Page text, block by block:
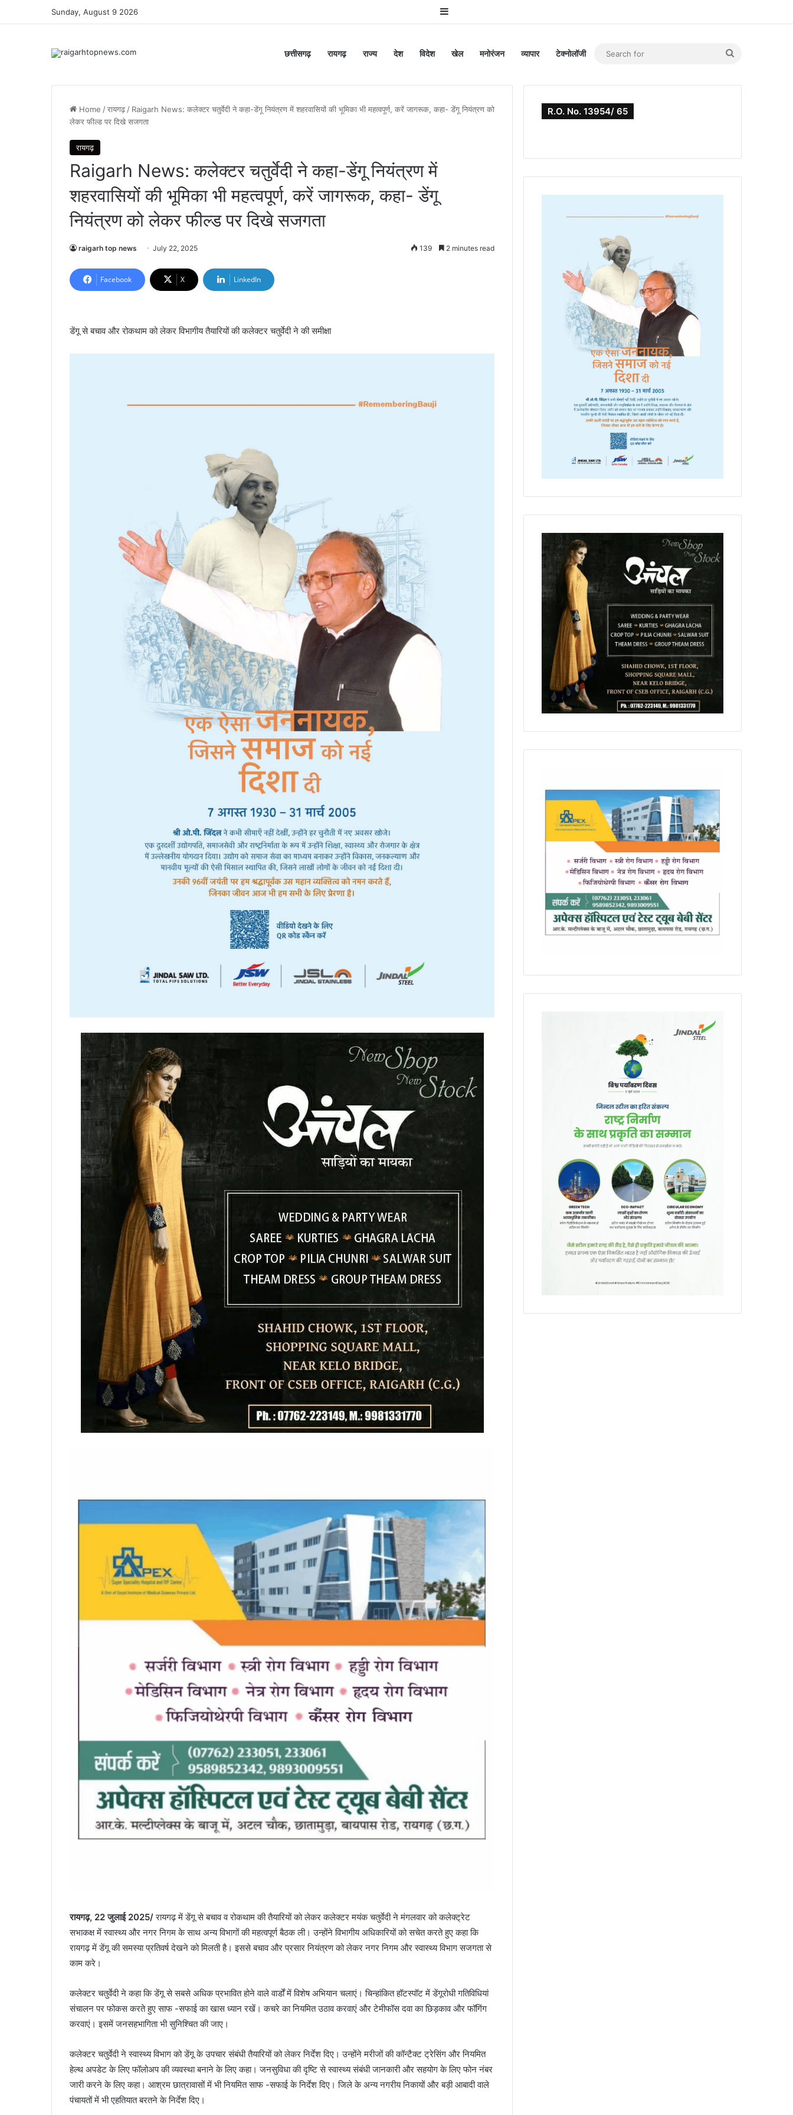
Sunday, August 9 2026 Sidebar
छत्तीसगढ़ रायगढ़ राज्य देश विदेश खेल मनोरंजन व्यापार टेक्नोलॉजी
Home /रायगढ़ / Raigarh News: कलेक्टर चतुर्वेदी ने कहा-डेंगू नियंत्रण में शहरवासियों की भूमिका भी महत्वपूर्ण, करें जागरूक, कहा- डेंगू नियंत्रण को
लेकर फील्ड पर दिखे सजगता
रायगढ़
Raigarh News: कलेक्टर चतुर्वेदी ने कहा-डेंगू नियंत्रण में
शहरवासियों की भूमिका भी महत्वपूर्ण, करें जागरूक, कहा- डेंगू
नियंत्रण को लेकर फील्ड पर दिखे सजगता
raigarh top news July 22, 2025 139 2 minutes read
Facebook X LinkedIn
डेंगू से बचाव और रोकथाम को लेकर विभागीय तैयारियों की कलेक्टर चतुर्वेदी ने की समीक्षा
रायगढ़, 22 जुलाई 2025/रायगढ़ में डेंगू से बचाव व रोकथाम की तैयारियों को लेकर कलेक्टर मयंक चतुर्वेदी ने मंगलवार को कलेक्ट्रेट
सभाकक्ष में स्वास्थ्य और नगर निगम के साथ अन्य विभागों की महत्वपूर्ण बैठक ली। उन्होंने विभागीय अधिकारियों को सचेत करते हुए कहा कि
रायगढ़ में डेंगू की समस्या प्रतिवर्ष देखने को मिलती है। इससे बचाव और प्रसार नियंत्रण को लेकर नगर निगम और स्वास्थ्य विभाग सजगता से
काम करे।
कलेक्टर चतुर्वेदी ने कहा कि डेंगू से सबसे अधिक प्रभावित होने वाले वार्डों में विशेष अभियान चलाएं। चिन्हांकित हॉटस्पॉट में डेंगूरोधी गतिविधियां
संचालन पर फोकस करते हुए साफ -सफाई का खास ध्यान रखें। कचरे का नियमित उठाव करवाएं और टेमीफॉस दवा का छिड़काव और फॉगिंग
करवाएं। इसमें जनसहभागिता भी सुनिश्चित की जाए।
कलेक्टर चतुर्वेदी ने स्वास्थ्य विभाग को डेंगू के उपचार संबंधी तैयारियों को लेकर निर्देश दिए। उन्होंने मरीजों की कॉन्टैक्ट ट्रेसिंग और नियमित
हेल्थ अपडेट के लिए फॉलोअप की व्यवस्था बनाने के लिए कहा। जनसुविधा की दृष्टि से स्वास्थ्य संबंधी जानकारी और सहयोग के लिए फोन नंबर
जारी करने के लिए कहा। आश्रम छात्रावासों में भी नियमित साफ -सफाई के निर्देश दिए। जिले के अन्य नगरीय निकायों और बड़ी आबादी वाले
पंचायतों में भी एहतियात बरतने के निर्देश दिए।
R.O. No. 13954/ 65